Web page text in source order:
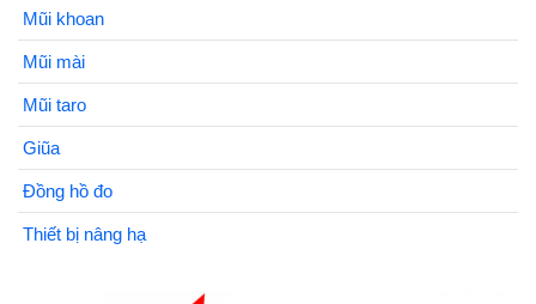
Mũi khoan
Mũi mài
Mũi taro
Giũa
Đồng hồ đo
Thiết bị nâng hạ